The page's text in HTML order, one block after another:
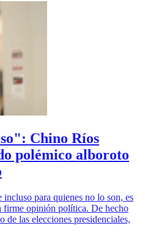
Chino Ríos
polémico alboroto
incluso para quienes no lo son, es
firme opinión política. De hecho
de las elecciones presidenciales,